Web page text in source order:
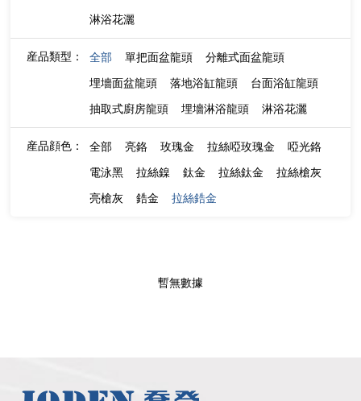
淋浴花灑
産品類型： 全部 單把面盆龍頭
分離式面盆龍頭
埋墻面盆龍頭
落地浴缸龍頭
台面浴缸龍頭
抽取式廚房龍頭
埋墻淋浴龍頭 淋浴花灑
産品顔色： 全部 亮鉻 玫瑰金 拉絲啞玫瑰金
啞光鉻
電泳黑
拉絲鎳 鈦金 拉絲鈦金
拉絲槍灰
亮槍灰
鋯金 拉絲鋯金
暫無數據